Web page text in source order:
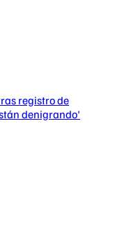
registro de
denigrando'